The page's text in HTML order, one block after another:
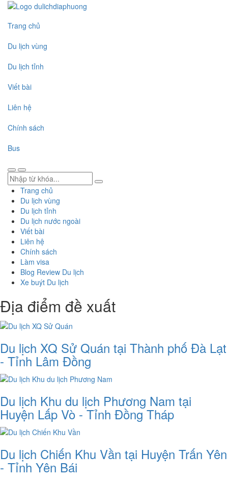
Trang chủ
Du lịch vùng
Du lịch tỉnh
Viết bài
Liên hệ
Chính sách
Bus
Trang chủ
Du lịch vùng
Du lịch tỉnh
Du lịch nước ngoài
Viết bài
Liên hệ
Chính sách
Làm visa
Blog Review Du lịch
Xe buýt Du lịch
Địa điểm đề xuất
Du lịch XQ Sử Quán tại Thành phố Đà Lạt
- Tỉnh Lâm Đồng
Du lịch Khu du lịch Phương Nam tại
Huyện Lấp Vò - Tỉnh Đồng Tháp
Du lịch Chiến Khu Vần tại Huyện Trấn Yên
- Tỉnh Yên Bái